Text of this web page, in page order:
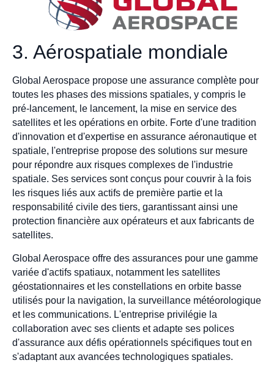
3. Aérospatiale mondiale
Global Aerospace propose une assurance complète pour
toutes les phases des missions spatiales, y compris le
pré-lancement, le lancement, la mise en service des
satellites et les opérations en orbite. Forte d'une tradition
d'innovation et d'expertise en assurance aéronautique et
spatiale, l'entreprise propose des solutions sur mesure
pour répondre aux risques complexes de l'industrie
spatiale. Ses services sont conçus pour couvrir à la fois
les risques liés aux actifs de première partie et la
responsabilité civile des tiers, garantissant ainsi une
protection financière aux opérateurs et aux fabricants de
satellites.
Global Aerospace offre des assurances pour une gamme
variée d'actifs spatiaux, notamment les satellites
géostationnaires et les constellations en orbite basse
utilisés pour la navigation, la surveillance météorologique
et les communications. L'entreprise privilégie la
collaboration avec ses clients et adapte ses polices
d'assurance aux défis opérationnels spécifiques tout en
s'adaptant aux avancées technologiques spatiales.